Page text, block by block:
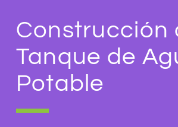
Construcción
Tanque de
Potable